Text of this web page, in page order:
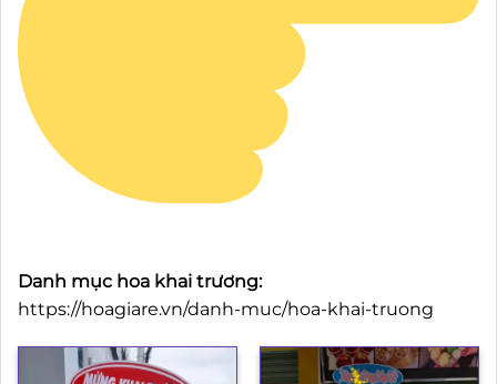
Danh mục hoa khai trương:
https://hoagiare.vn/danh-muc/hoa-khai-truong